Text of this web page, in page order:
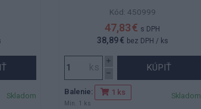
Skladom
Kód: 450999
47,83 € s DPH
38,89 € bez DPH / ks
KÚPIŤ
Balenie: 1 ks
Min. 1 ks
Skladom